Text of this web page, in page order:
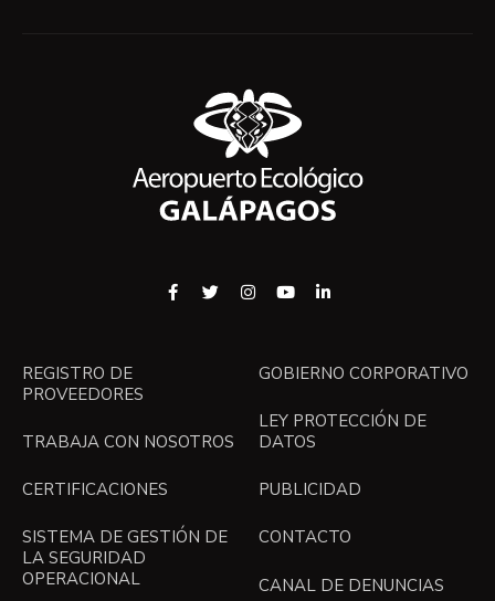
REGISTRO DE
PROVEEDORES
TRABAJA CON NOSOTROS
CERTIFICACIONES
SISTEMA DE GESTIÓN DE
LA SEGURIDAD
OPERACIONAL
GOBIERNO CORPORATIVO
LEY PROTECCIÓN DE
DATOS
PUBLICIDAD
CONTACTO
CANAL DE DENUNCIAS